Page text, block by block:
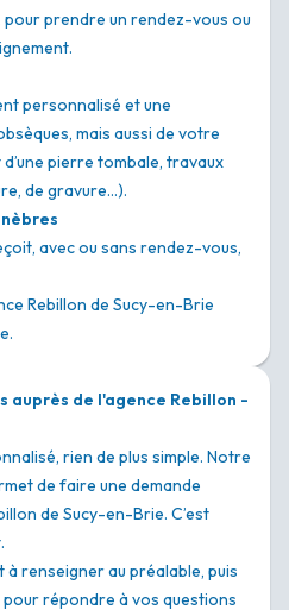
pour prendre un rendez-vous ou
personnalisé et une
mais aussi de votre
pierre tombale, travaux
de gravure…).
avec ou sans rendez-vous,
Rebillon de Sucy-en-Brie
auprès de l'agence Rebillon -
rien de plus simple. Notre
de faire une demande
de Sucy-en-Brie. C’est
renseigner au préalable, puis
répondre à vos questions